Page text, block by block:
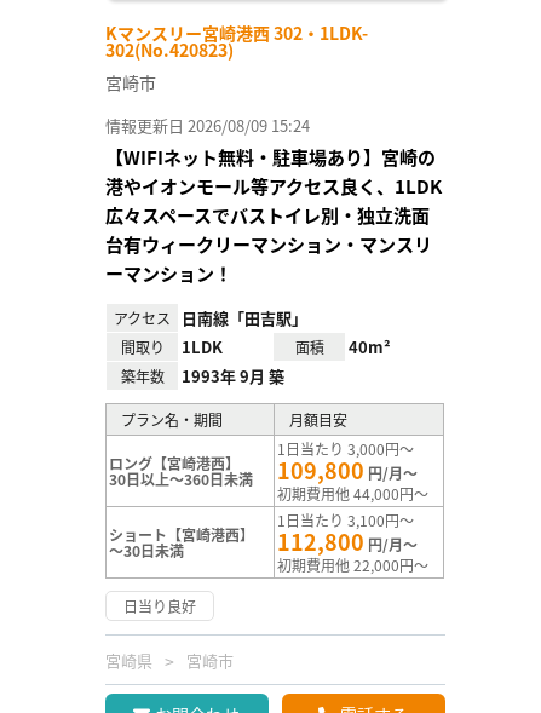
Kマンスリー宮崎港西 302・1LDK-
302(No.420823)
宮崎市
情報更新日 2026/08/09 15:24
【WIFIネット無料・駐車場あり】宮崎の
港やイオンモール等アクセス良く、1LDK
広々スペースでバストイレ別・独立洗面
台有ウィークリーマンション・マンスリ
ーマンション！
アクセス 日南線「田吉駅」
間取り 1LDK 面積 40m²
築年数 1993年 9月 築
プラン名・期間 月額目安
ロング【宮崎港西】
30日以上～360日未満
1日当たり 3,000円～
109,800 円/月～
初期費用他 44,000円～
ショート【宮崎港西】
～30日未満
1日当たり 3,100円～
112,800 円/月～
初期費用他 22,000円～
日当り良好
宮崎県 宮崎市